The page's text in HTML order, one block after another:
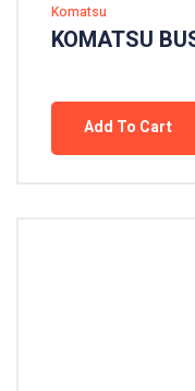
Komatsu
KOMATSU
Add To Cart